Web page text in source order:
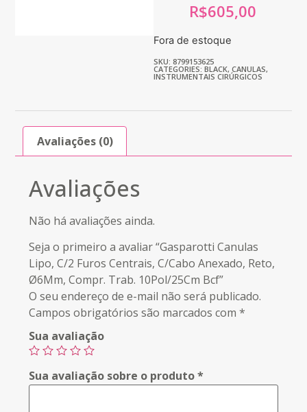
R$605,00
Fora de estoque
SKU: 8799153625
CATEGORIES: BLACK, CANULAS,
INSTRUMENTAIS CIRÚRGICOS
Avaliações (0)
Avaliações
Não há avaliações ainda.
Seja o primeiro a avaliar “Gasparotti Canulas
Lipo, C/2 Furos Centrais, C/Cabo Anexado, Reto,
Ø6Mm, Compr. Trab. 10Pol/25Cm Bcf”
O seu endereço de e-mail não será publicado.
Campos obrigatórios são marcados com*
Sua avaliação
Sua avaliação sobre o produto*